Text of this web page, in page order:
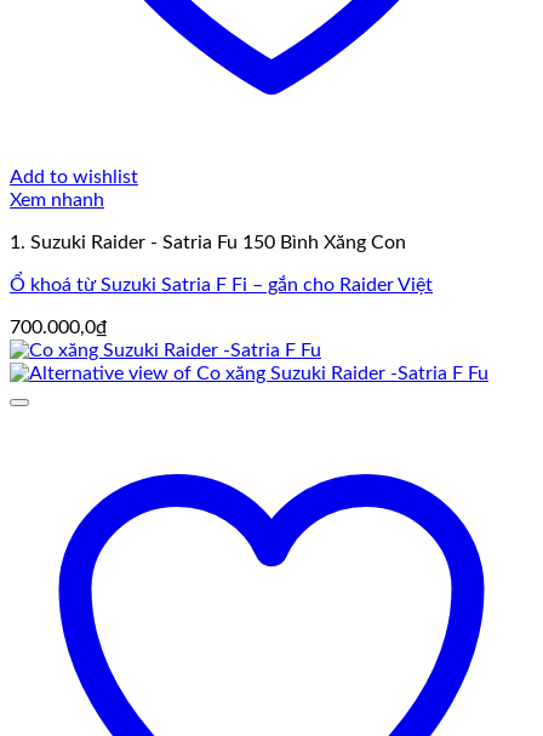
Add to wishlist
Xem nhanh
1. Suzuki Raider - Satria Fu 150 Bình Xăng Con
Ổ khoá từ Suzuki Satria F Fi – gắn cho Raider Việt
700.000,0₫